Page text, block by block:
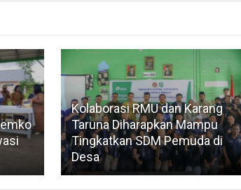
Kolaborasi RMU dan Karang
Taruna Diharapkan Mampu
Tingkatkan SDM Pemuda di
Desa